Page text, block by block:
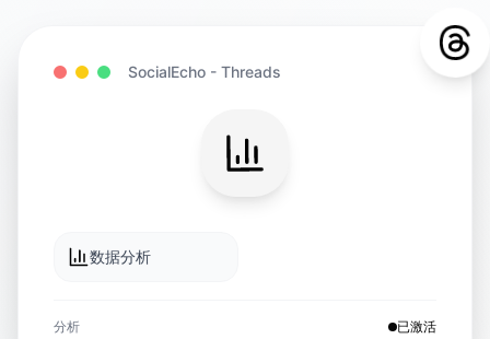
SocialEcho - Threads
数据分析
分析 已激活